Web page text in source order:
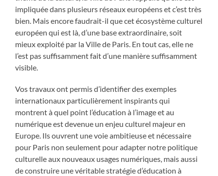
impliquée dans plusieurs réseaux européens et c’est très
bien. Mais encore faudrait-il que cet écosystème culturel
européen qui est là, d’une base extraordinaire, soit
mieux exploité par la Ville de Paris. En tout cas, elle ne
l’est pas suffisamment fait d’une manière suffisamment
visible.
Vos travaux ont permis d’identifier des exemples
internationaux particulièrement inspirants qui
montrent à quel point l’éducation à l’image et au
numérique est devenue un enjeu culturel majeur en
Europe. Ils ouvrent une voie ambitieuse et nécessaire
pour Paris non seulement pour adapter notre politique
culturelle aux nouveaux usages numériques, mais aussi
de construire une véritable stratégie d’éducation à